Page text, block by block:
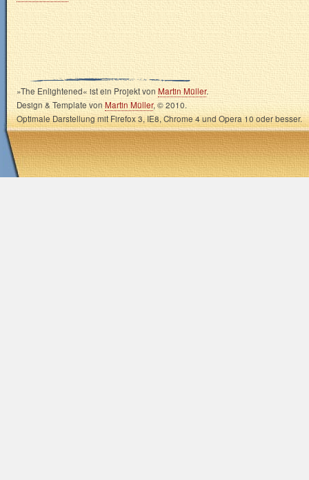
»The Enlightened« ist ein Projekt vonMartin Müller.
Design & Template vonMartin Müller, © 2010.
Optimale Darstellung mit Firefox 3, IE8, Chrome 4 und Opera 10 oder besser.